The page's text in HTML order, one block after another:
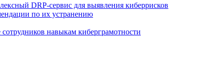
DRP-сервис для выявления киберрисков
по их устранению
навыкам киберграмотности